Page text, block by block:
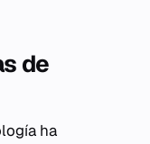
de
ha